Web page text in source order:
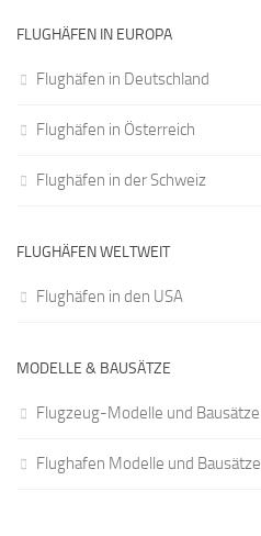
FLUGHÄFEN IN EUROPA
Flughäfen in Deutschland
Flughäfen in Österreich
Flughäfen in der Schweiz
FLUGHÄFEN WELTWEIT
Flughäfen in den USA
MODELLE & BAUSÄTZE
Flugzeug-Modelle und Bausätze
Flughafen Modelle und Bausätze